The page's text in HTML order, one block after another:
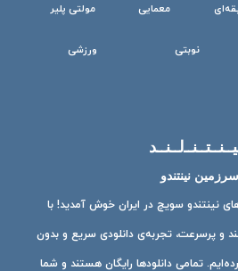
معمایی مولتی پلیر
نوبتی ورزشی
سرزمین نینتندو
نینتندو سویچ در ایران خوش آمدید! با
و پرسرعت، تجربه‌ی دانلودی سریع و بدون
تمامی دانلودها رایگان هستند و شما